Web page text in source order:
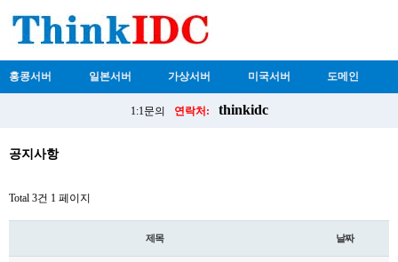
홍콩서버 일본서버 가상서버 미국서버 도메인
1:1문의 연락처: thinkidc
공지사항
Total 3건 1 페이지
제목 날짜